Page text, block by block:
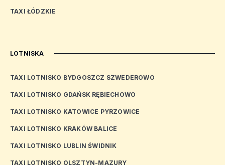
TAXI ŁÓDZKIE
LOTNISKA
TAXI LOTNISKO BYDGOSZCZ SZWEDEROWO
TAXI LOTNISKO GDAŃSK RĘBIECHOWO
TAXI LOTNISKO KATOWICE PYRZOWICE
TAXI LOTNISKO KRAKÓW BALICE
TAXI LOTNISKO LUBLIN ŚWIDNIK
TAXI LOTNISKO OLSZTYN-MAZURY